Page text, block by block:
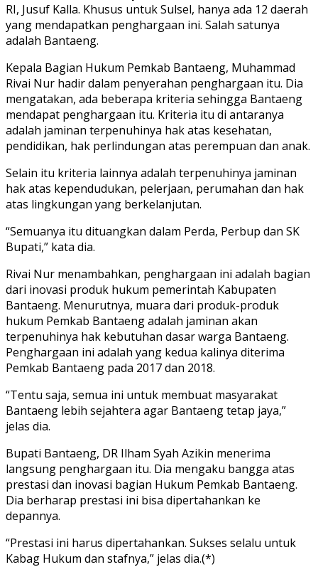
RI, Jusuf Kalla. Khusus untuk Sulsel, hanya ada 12 daerah
yang mendapatkan penghargaan ini. Salah satunya
adalah Bantaeng.
Kepala Bagian Hukum Pemkab Bantaeng, Muhammad
Rivai Nur hadir dalam penyerahan penghargaan itu. Dia
mengatakan, ada beberapa kriteria sehingga Bantaeng
mendapat penghargaan itu. Kriteria itu di antaranya
adalah jaminan terpenuhinya hak atas kesehatan,
pendidikan, hak perlindungan atas perempuan dan anak.
Selain itu kriteria lainnya adalah terpenuhinya jaminan
hak atas kependudukan, pelerjaan, perumahan dan hak
atas lingkungan yang berkelanjutan.
“Semuanya itu dituangkan dalam Perda, Perbup dan SK
Bupati,” kata dia.
Rivai Nur menambahkan, penghargaan ini adalah bagian
dari inovasi produk hukum pemerintah Kabupaten
Bantaeng. Menurutnya, muara dari produk-produk
hukum Pemkab Bantaeng adalah jaminan akan
terpenuhinya hak kebutuhan dasar warga Bantaeng.
Penghargaan ini adalah yang kedua kalinya diterima
Pemkab Bantaeng pada 2017 dan 2018.
“Tentu saja, semua ini untuk membuat masyarakat
Bantaeng lebih sejahtera agar Bantaeng tetap jaya,”
jelas dia.
Bupati Bantaeng, DR Ilham Syah Azikin menerima
langsung penghargaan itu. Dia mengaku bangga atas
prestasi dan inovasi bagian Hukum Pemkab Bantaeng.
Dia berharap prestasi ini bisa dipertahankan ke
depannya.
“Prestasi ini harus dipertahankan. Sukses selalu untuk
Kabag Hukum dan stafnya,” jelas dia.(*)